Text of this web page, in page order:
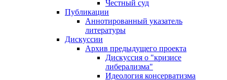
Честный суд
Публикации
Аннотированный указатель
литературы
Дискуссии
Архив предыдущего проекта
Дискуссия о "кризисе
либерализма"
Идеология консерватизма